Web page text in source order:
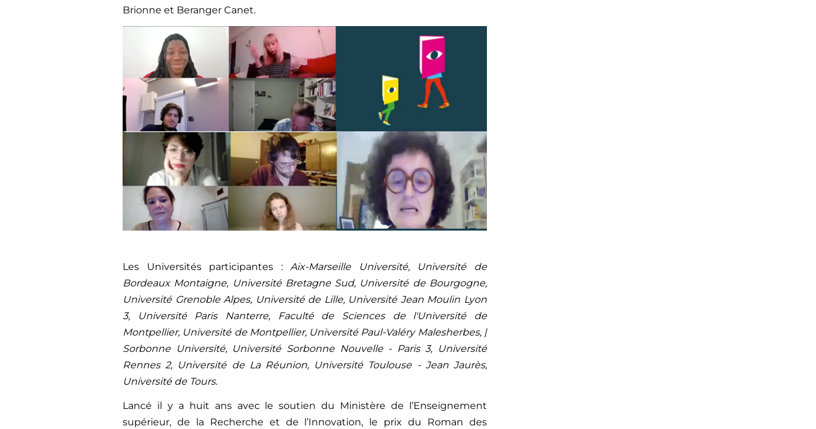
Brionne et Beranger Canet.
Les Universités participantes :Aix-Marseille Université, Université de
Bordeaux Montaigne, Université Bretagne Sud, Université de Bourgogne,
Université Grenoble Alpes, Université de Lille, Université Jean Moulin Lyon
3, Université Paris Nanterre, Faculté de Sciences de l'Université de
Montpellier, Université de Montpellier, Université Paul-Valéry Malesherbes, |
Sorbonne Université, Université Sorbonne Nouvelle - Paris 3, Université
Rennes 2, Université de La Réunion, Université Toulouse - Jean Jaurès,
Université de Tours.
Lancé il y a huit ans avec le soutien du Ministère de l’Enseignement
supérieur, de la Recherche et de l’Innovation, le prix du Roman des